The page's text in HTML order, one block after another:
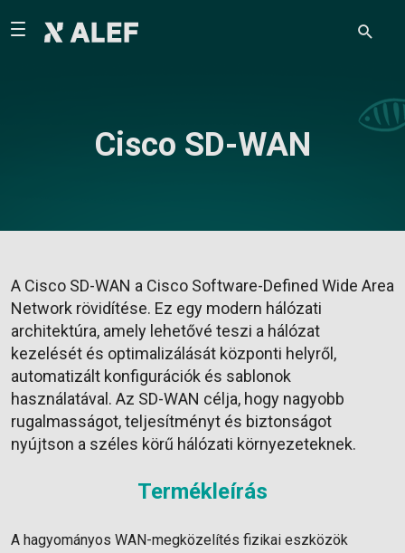
Cisco SD-WAN
A Cisco SD-WAN a Cisco Software-Defined Wide Area
Network rövidítése. Ez egy modern hálózati
architektúra, amely lehetővé teszi a hálózat
kezelését és optimalizálását központi helyről,
automatizált konfigurációk és sablonok
használatával. Az SD-WAN célja, hogy nagyobb
rugalmasságot, teljesítményt és biztonságot
nyújtson a széles körű hálózati környezeteknek.
Termékleírás
A hagyományos WAN-megközelítés fizikai eszközök